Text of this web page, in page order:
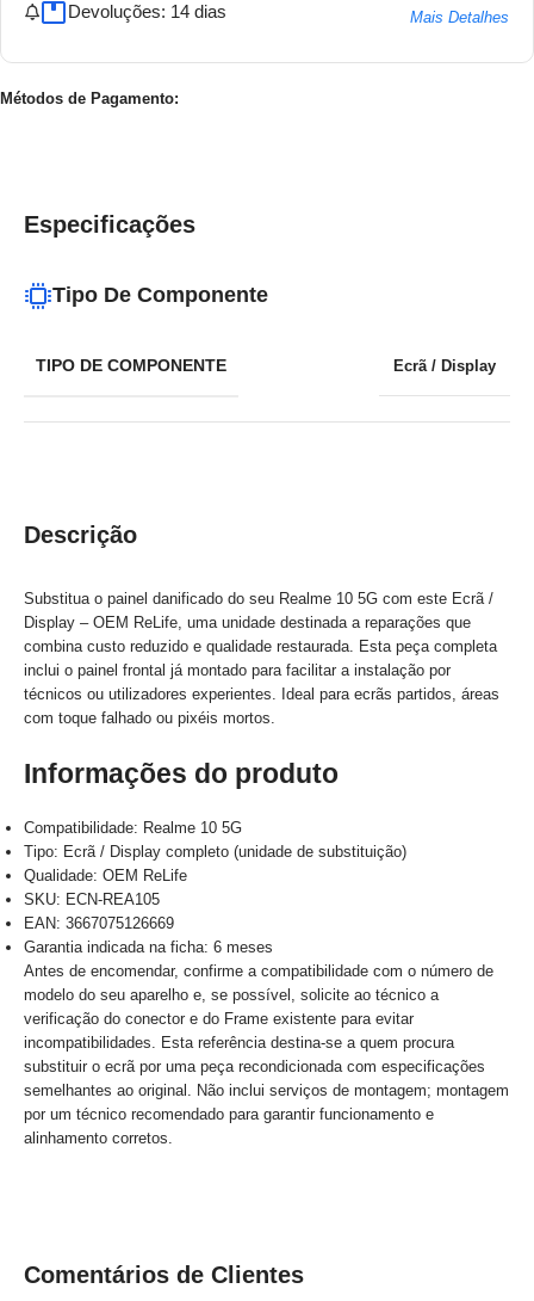
Devoluções: 14 dias Mais Detalhes
Métodos de Pagamento:
Descrição
Substitua o painel danificado do seu Realme 10 5G com este Ecrã /
Display – OEM ReLife, uma unidade destinada a reparações que
combina custo reduzido e qualidade restaurada. Esta peça completa
inclui o painel frontal já montado para facilitar a instalação por
técnicos ou utilizadores experientes. Ideal para ecrãs partidos, áreas
com toque falhado ou pixéis mortos.
Informações do produto
Compatibilidade: Realme 10 5G
Tipo: Ecrã / Display completo (unidade de substituição)
Qualidade: OEM ReLife
SKU: ECN-REA105
EAN: 3667075126669
Garantia indicada na ficha: 6 meses
Antes de encomendar, confirme a compatibilidade com o número de
modelo do seu aparelho e, se possível, solicite ao técnico a
verificação do conector e do Frame existente para evitar
incompatibilidades. Esta referência destina-se a quem procura
substituir o ecrã por uma peça recondicionada com especificações
semelhantes ao original. Não inclui serviços de montagem; montagem
por um técnico recomendado para garantir funcionamento e
alinhamento corretos.
Especificações
Tipo De Componente
TIPO DE COMPONENTE Ecrã / Display
Comentários de Clientes